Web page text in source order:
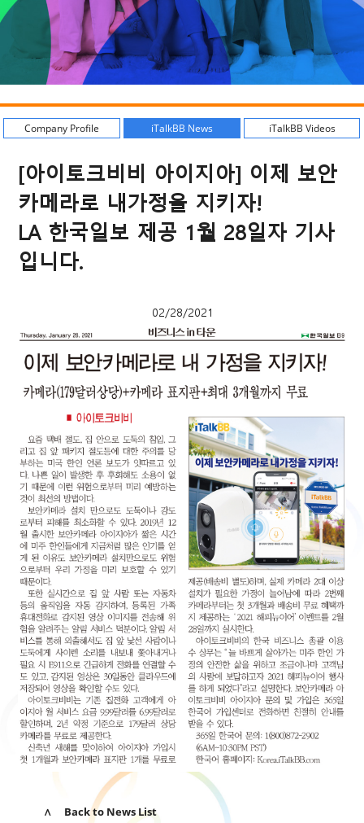
Company Profile iTalkBB News iTalkBB Videos
[아이토크비비 아이지아] 이제 보안
카메라로 내가정을 지키자!
LA 한국일보 제공 1월 28일자 기사
입니다.
02/28/2021
∧ Back to News List